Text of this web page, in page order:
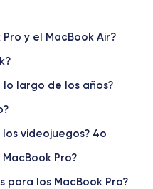
y el MacBook Air?
largo de los años?
videojuegos? 4o
Pro?
para los MacBook Pro?